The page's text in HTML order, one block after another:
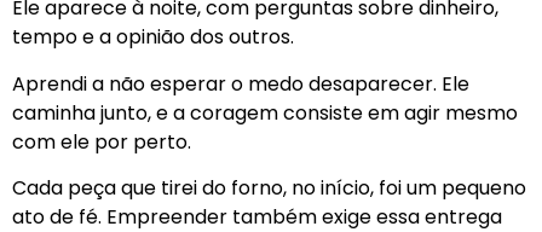
Ele aparece à noite, com perguntas sobre dinheiro,
tempo e a opinião dos outros.
Aprendi a não esperar o medo desaparecer. Ele
caminha junto, e a coragem consiste em agir mesmo
com ele por perto.
Cada peça que tirei do forno, no início, foi um pequeno
ato de fé. Empreender também exige essa entrega